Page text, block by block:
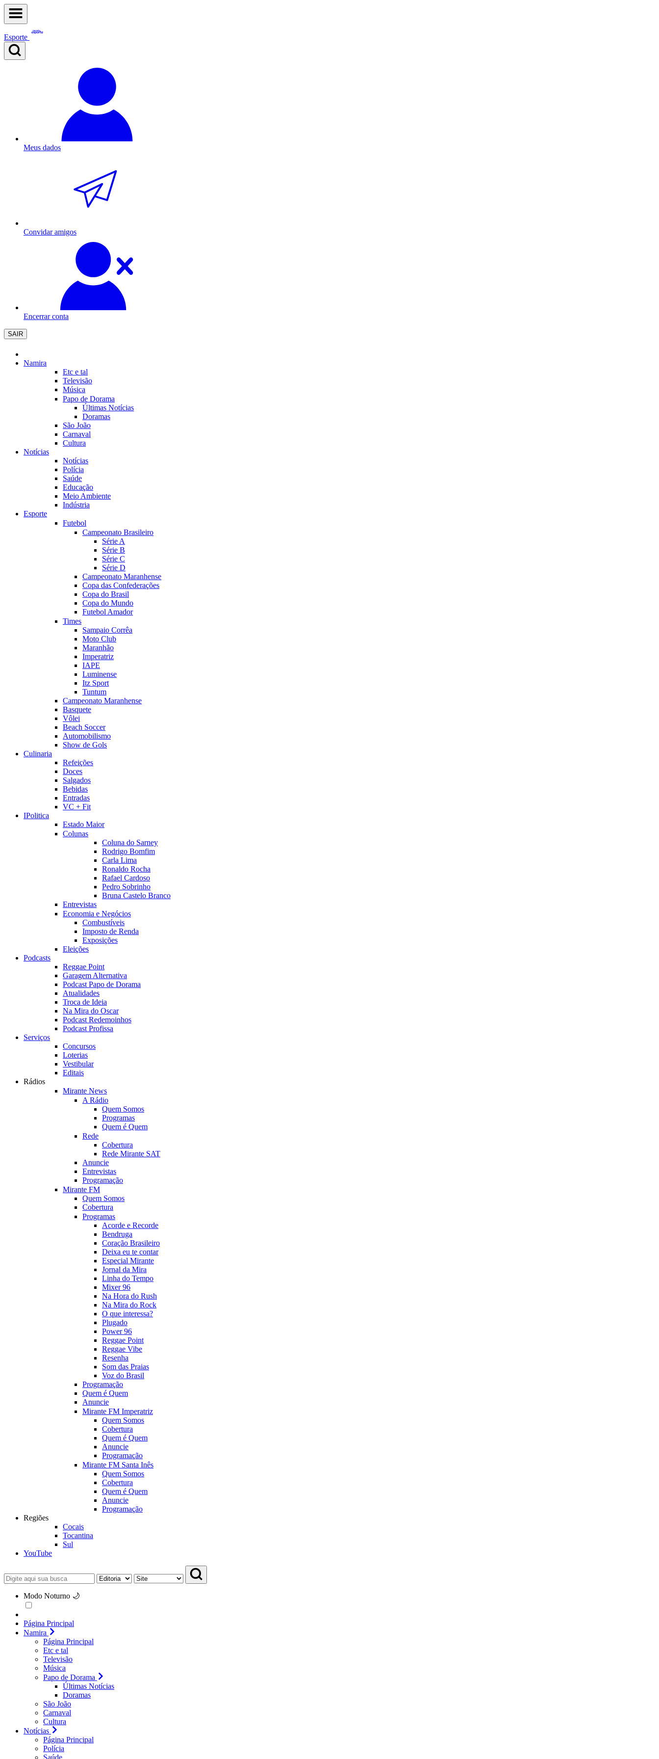
Esporte
Meus dados
Convidar amigos
Encerrar conta
SAIR
Namira
Etc e tal
Televisão
Música
Papo de Dorama
Últimas Notícias
Doramas
São João
Carnaval
Cultura
Notícias
Notícias
Polícia
Saúde
Educação
Meio Ambiente
Indústria
Esporte
Futebol
Campeonato Brasileiro
Série A
Série B
Série C
Série D
Campeonato Maranhense
Copa das Confederações
Copa do Brasil
Copa do Mundo
Futebol Amador
Times
Sampaio Corrêa
Moto Club
Maranhão
Imperatriz
IAPE
Luminense
Itz Sport
Tuntum
Campeonato Maranhense
Basquete
Vôlei
Beach Soccer
Automobilismo
Show de Gols
Culinaria
Refeições
Doces
Salgados
Bebidas
Entradas
VC + Fit
IPolitica
Estado Maior
Colunas
Coluna do Sarney
Rodrigo Bomfim
Carla Lima
Ronaldo Rocha
Rafael Cardoso
Pedro Sobrinho
Bruna Castelo Branco
Entrevistas
Economia e Negócios
Combustíveis
Imposto de Renda
Exposições
Eleições
Podcasts
Reggae Point
Garagem Alternativa
Podcast Papo de Dorama
Atualidades
Troca de Ideia
Na Mira do Oscar
Podcast Redemoinhos
Podcast Profissa
Serviços
Concursos
Loterias
Vestibular
Editais
Rádios
Mirante News
A Rádio
Quem Somos
Programas
Quem é Quem
Rede
Cobertura
Rede Mirante SAT
Anuncie
Entrevistas
Programação
Mirante FM
Quem Somos
Cobertura
Programas
Acorde e Recorde
Bendruga
Coração Brasileiro
Deixa eu te contar
Especial Mirante
Jornal da Mira
Linha do Tempo
Mixer 96
Na Hora do Rush
Na Mira do Rock
O que interessa?
Plugado
Power 96
Reggae Point
Reggae Vibe
Resenha
Som das Praias
Voz do Brasil
Programação
Quem é Quem
Anuncie
Mirante FM Imperatriz
Quem Somos
Cobertura
Quem é Quem
Anuncie
Programação
Mirante FM Santa Inês
Quem Somos
Cobertura
Quem é Quem
Anuncie
Programação
Regiões
Cocais
Tocantina
Sul
YouTube
Modo Noturno 🌙
Página Principal
Namira
Página Principal
Etc e tal
Televisão
Música
Papo de Dorama
Últimas Notícias
Doramas
São João
Carnaval
Cultura
Notícias
Página Principal
Polícia
Saúde